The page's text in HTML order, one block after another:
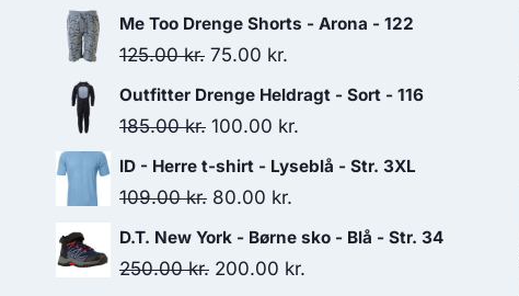
price
was:
price
Me Too Drenge Shorts - Arona - 122
125.00kr. Original
price
was:
75.00 kr.
price
is:
75.00 kr..
Outfitter Drenge Heldragt - Sort - 116
185.00kr. Original
price
was:
100.00 kr.
price
100.00 kr..
ID - Herre t-shirt - Lyseblå - Str. 3XL
109.00kr. Original
price
was:
80.00 kr.
price
is:
D.T. New York - Børne sko - Blå - Str. 34
250.00kr. Original
200.00 kr.